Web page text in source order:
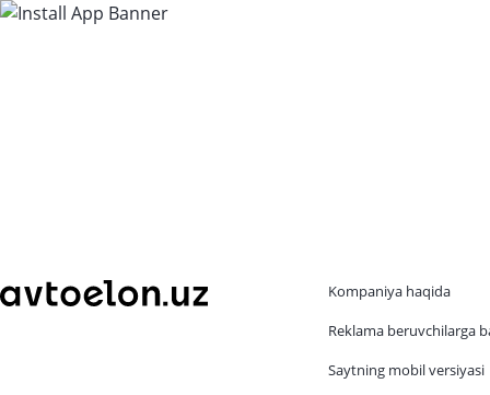
Kompaniya haqida
Reklama beruvchilarga
Saytning mobil versiyasi